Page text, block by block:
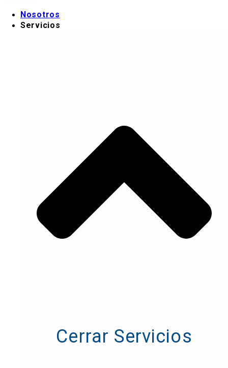
Nosotros
Servicios
Cerrar Servicios